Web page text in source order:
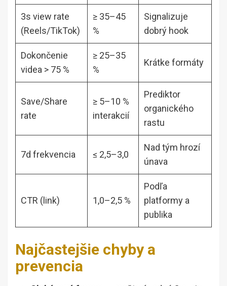
3s view rate
(Reels/TikTok)
≥ 35–45
%
Signalizuje
dobrý hook
Dokončenie
videa > 75 %
≥ 25–35
%
Krátke formáty
Save/Share
rate
≥ 5–10 %
interakcií
Prediktor
organického
rastu
7d frekvencia ≤ 2,5–3,0
Nad tým hrozí
únava
CTR (link) 1,0–2,5 %
Podľa
platformy a
publika
Najčastejšie chyby a
prevencia